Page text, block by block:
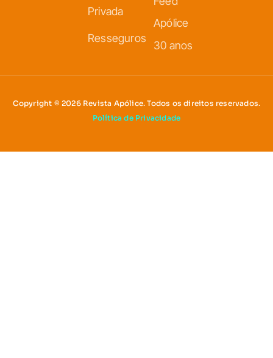
Privada
Resseguros
Apólice
30 anos
Copyright © 2026 Revista Apólice. Todos os direitos reservados.
Política de Privacidade